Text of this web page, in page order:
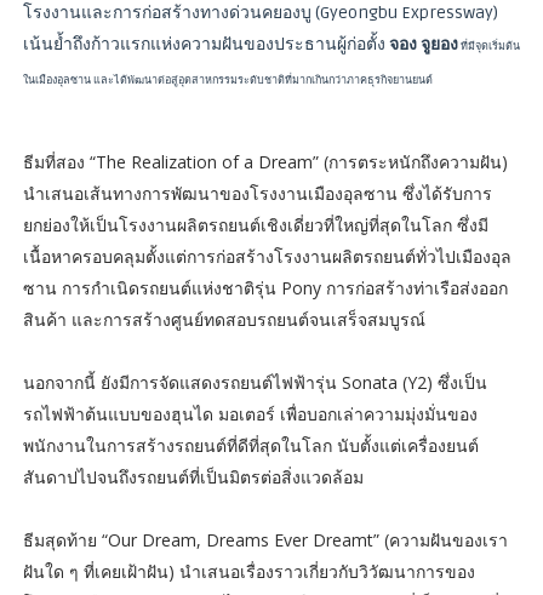
โรงงานและการก่อสร้างทางด่วนคยองบู (Gyeongbu Expressway)
เน้นย้ำถึงก้าวแรกแห่งความฝันของประธานผู้ก่อตั้ง จอง จูยองที่มีจุดเริ่มต้น
ในเมืองอุลซาน และได้พัฒนาต่อสู่อุตสาหกรรมระดับชาติที่มากเกินกว่าภาคธุรกิจยานยนต์
ธีมที่สอง “The Realization of a Dream” (การตระหนักถึงความฝัน)
นำเสนอเส้นทางการพัฒนาของโรงงานเมืองอุลซาน ซึ่งได้รับการ
ยกย่องให้เป็นโรงงานผลิตรถยนต์เชิงเดี่ยวที่ใหญ่ที่สุดในโลก ซึ่งมี
เนื้อหาครอบคลุมตั้งแต่การก่อสร้างโรงงานผลิตรถยนต์ทั่วไปเมืองอุล
ซาน การกำเนิดรถยนต์แห่งชาติรุ่น Pony การก่อสร้างท่าเรือส่งออก
สินค้า และการสร้างศูนย์ทดสอบรถยนต์จนเสร็จสมบูรณ์
นอกจากนี้ ยังมีการจัดแสดงรถยนต์ไฟฟ้ารุ่น Sonata (Y2) ซึ่งเป็น
รถไฟฟ้าต้นแบบของฮุนได มอเตอร์ เพื่อบอกเล่าความมุ่งมั่นของ
พนักงานในการสร้างรถยนต์ที่ดีที่สุดในโลก นับตั้งแต่เครื่องยนต์
สันดาปไปจนถึงรถยนต์ที่เป็นมิตรต่อสิ่งแวดล้อม
ธีมสุดท้าย “Our Dream, Dreams Ever Dreamt” (ความฝันของเรา
ฝันใด ๆ ที่เคยเฝ้าฝัน) นำเสนอเรื่องราวเกี่ยวกับวิวัฒนาการของ